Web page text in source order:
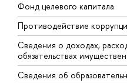
Фонд целевого капитала
Противодействие
Сведения о доходах,
обязательствах
Сведения об